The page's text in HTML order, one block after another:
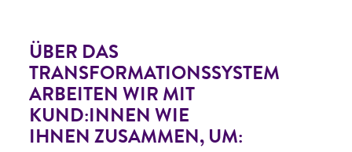
ÜBER DAS
TRANSFORMATIONSSYSTEM
ARBEITEN WIR MIT
KUND:INNEN WIE
IHNEN ZUSAMMEN, UM: